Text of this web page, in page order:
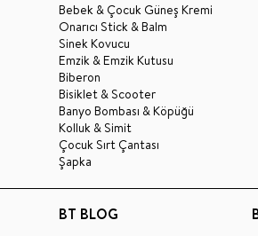
Bebek & Çocuk Güneş Kremi
Onarıcı Stick & Balm
Sinek Kovucu
Emzik & Emzik Kutusu
Biberon
Bisiklet & Scooter
Banyo Bombası & Köpüğü
Kolluk & Simit
Çocuk Sırt Çantası
Şapka
BT BLOG